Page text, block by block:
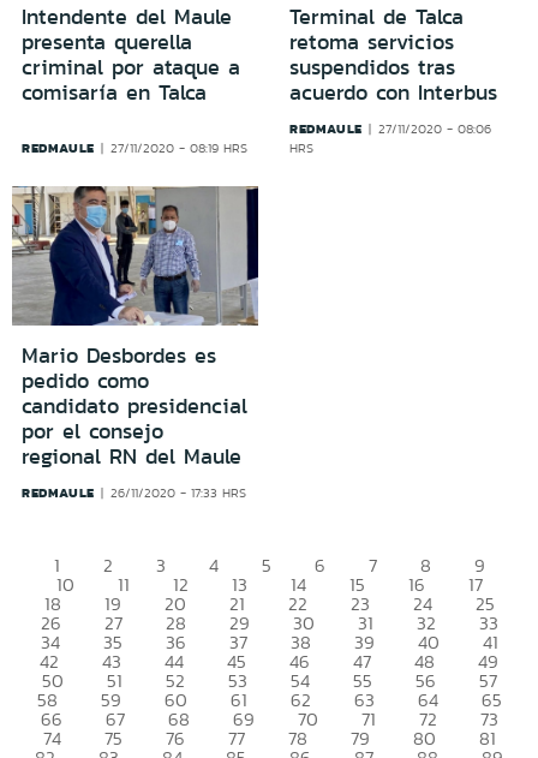
Intendente del Maule
presenta querella
criminal por ataque a
comisaría en Talca
REDMAULE 27/11/2020 - 08:19 HRS
Terminal de Talca
retoma servicios
suspendidos tras
acuerdo con Interbus
REDMAULE
27/11/2020 - 08:06
HRS
Mario Desbordes es
pedido como
candidato presidencial
por el consejo
regional RN del Maule
REDMAULE 26/11/2020 - 17:33 HRS
1 2 3 4 5 6 7 8 9
10 11 12 13 14 15 16 17
18 19 20 21 22 23 24 25
26 27 28 29 30 31 32 33
34 35 36 37 38 39 40 41
42 43 44 45 46 47 48 49
50 51 52 53 54 55 56 57
58 59 60 61 62 63 64 65
66 67 68 69 70 71 72 73
74 75 76 77 78 79 80 81